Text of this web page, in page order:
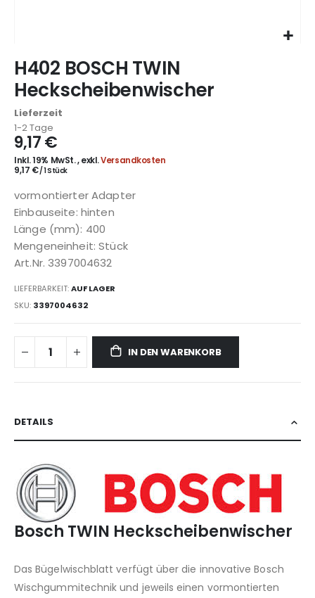
Anfang
der
Bildgalerie
springen
H402 BOSCH TWIN
Heckscheibenwischer
Lieferzeit
1-2 Tage
9,17 €
Inkl. 19% MwSt.,exkl.Versandkosten
9,17 €/ 1 Stück
vormontierter Adapter
Einbauseite: hinten
Länge (mm): 400
Mengeneinheit: Stück
Art.Nr. 3397004632
LIEFERBARKEIT:AUF LAGER
SKU 3397004632
IN DEN WARENKORB
DETAILS
Bosch TWIN Heckscheibenwischer
Das Bügelwischblatt verfügt über die innovative Bosch
Wischgummitechnik und jeweils einen vormontierten